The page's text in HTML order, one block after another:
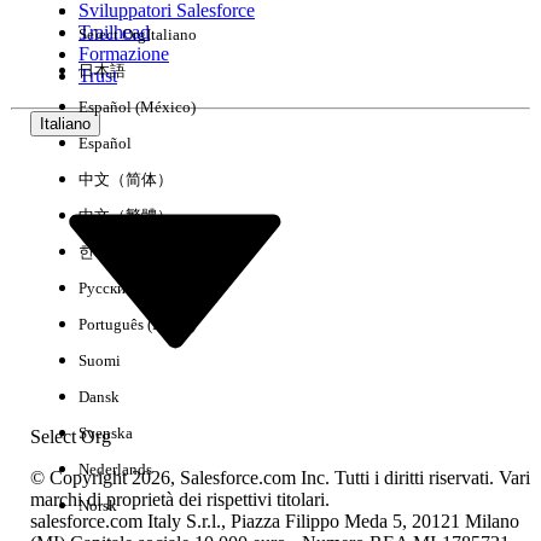
Esperienza
Nessun risultato
Sviluppatori Salesforce
Trailhead
Formazione
Trust
Italiano
Select Org
Select OrgItaliano
日本語
Español (México)
Español
中文（简体）
中文（繁體）
한국어
Русский
Português (Brasil)
Suomi
Dansk
Svenska
Nederlands
Norsk
© Copyright 2026, Salesforce.com Inc. Tutti i diritti riservati. Vari
marchi di proprietà dei rispettivi titolari.
salesforce.com Italy S.r.l., Piazza Filippo Meda 5, 20121 Milano